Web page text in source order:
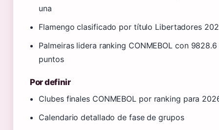
una
Flamengo clasificado por título Libertadores
Palmeiras lidera ranking CONMEBOL con 9828.6
puntos
Por definir
Clubes finales CONMEBOL por ranking para
Calendario detallado de fase de grupos